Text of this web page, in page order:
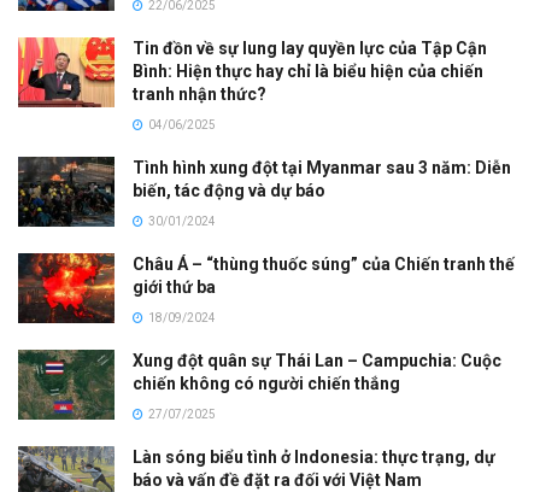
22/06/2025
Tin đồn về sự lung lay quyền lực của Tập Cận
Bình: Hiện thực hay chỉ là biểu hiện của chiến
tranh nhận thức?
04/06/2025
Tình hình xung đột tại Myanmar sau 3 năm: Diễn
biến, tác động và dự báo
30/01/2024
Châu Á – “thùng thuốc súng” của Chiến tranh thế
giới thứ ba
18/09/2024
Xung đột quân sự Thái Lan – Campuchia: Cuộc
chiến không có người chiến thắng
27/07/2025
Làn sóng biểu tình ở Indonesia: thực trạng, dự
báo và vấn đề đặt ra đối với Việt Nam